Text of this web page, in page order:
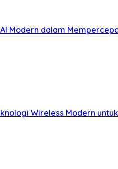
Modern dalam
Wireless Modern